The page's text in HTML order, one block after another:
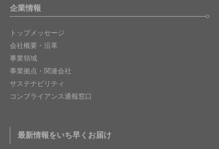
企業情報
トップメッセージ
会社概要・沿革
事業領域
事業拠点・関連会社
サステナビリティ
コンプライアンス通報窓口
最新情報をいち早くお届け